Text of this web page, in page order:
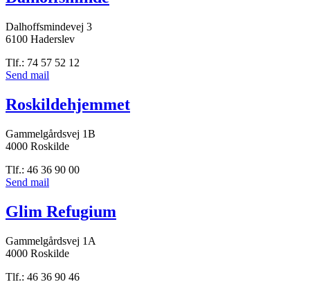
Dalhoffsmindevej 3
6100 Haderslev
Tlf.: 74 57 52 12
Send mail
Roskildehjemmet
Gammelgårdsvej 1B
4000 Roskilde
Tlf.: 46 36 90 00
Send mail
Glim Refugium
Gammelgårdsvej 1A
4000 Roskilde
Tlf.: 46 36 90 46